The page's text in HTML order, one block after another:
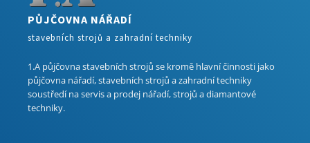
PŮJČOVNA NÁŘADÍ
stavebních strojů a zahradní techniky
1.A půjčovna stavebních strojů se kromě hlavní činnosti jako
půjčovna nářadí, stavebních strojů a zahradní techniky
soustředí na servis a prodej nářadí, strojů a diamantové
techniky.